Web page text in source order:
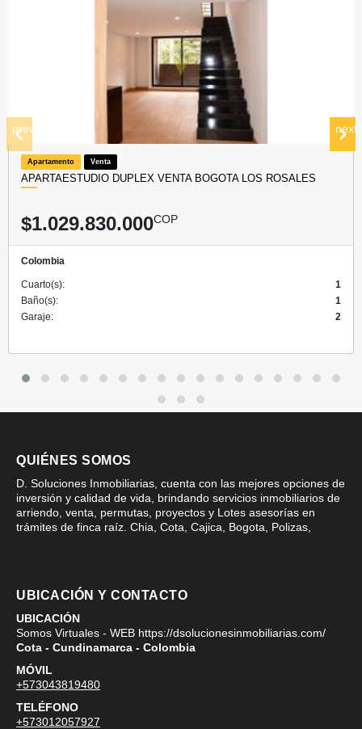
Apartamento Venta
APARTAESTUDIO DUPLEX VENTA BOGOTA LOS ROSALES
$1.029.830.000COP
Colombia
Cuarto(s):
1
Baño(s):
1
Garaje:
2
prev next
QUIÉNES SOMOS
D. Soluciones Inmobiliarias, cuenta con las mejores opciones de
inversión y calidad de vida, brindando servicios inmobiliarios de
arriendo, venta, permutas, proyectos y Lotes asesorías en
trámites de finca raíz. Chia, Cota, Cajica, Bogota, Polizas,
UBICACIÓN Y CONTACTO
UBICACIÓN
Somos Virtuales - WEB https://dsolucionesinmobiliarias.com/
Cota - Cundinamarca - Colombia
MÓVIL
+573043819480
TELÉFONO
+573012057927